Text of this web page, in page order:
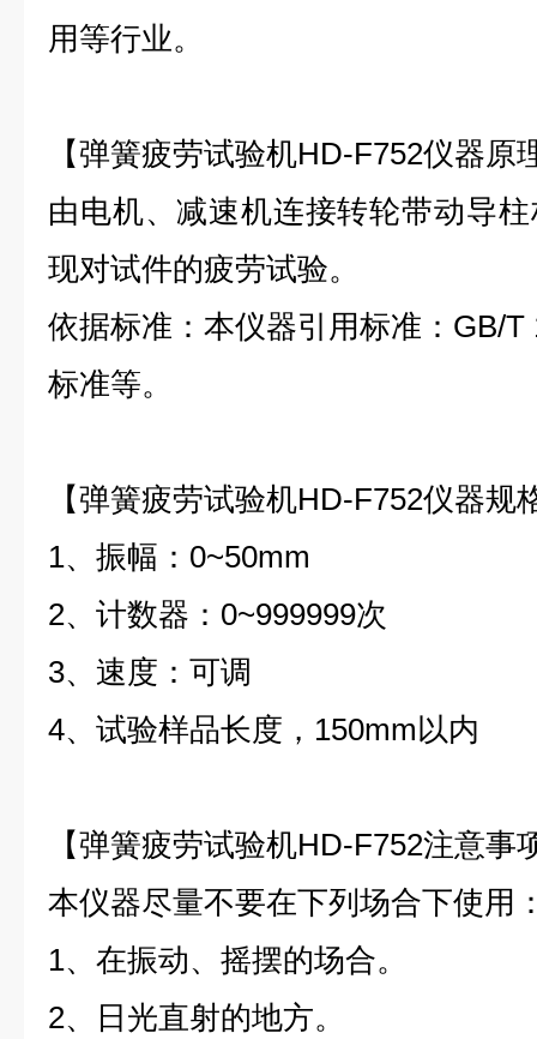
用等行业。
【弹簧疲劳试验机HD-F752仪器原
由电机、减速机连接转轮带动导
现对试件的疲劳试验。
依据标准：本仪器引用标准：GB/T
标准等。
【弹簧疲劳试验机HD-F752仪器规
1、振幅：0~50mm
2、计数器：0~999999次
3、速度：可调
4、试验样品长度，150mm以内
【弹簧疲劳试验机HD-F752注意事
本仪器尽量不要在下列场合下使用
1、在振动、摇摆的场合。
2、日光直射的地方。